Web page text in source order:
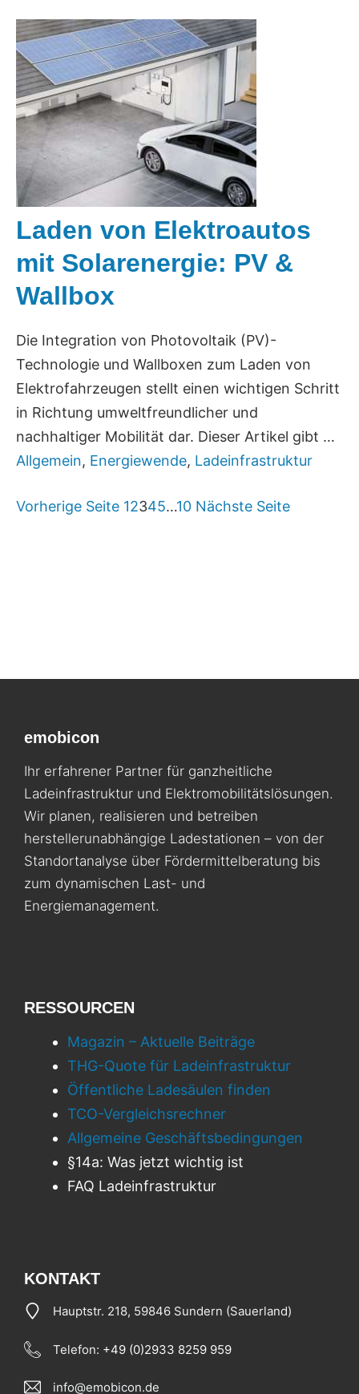
Laden von Elektroautos
mit Solarenergie: PV &
Wallbox
Die Integration von Photovoltaik (PV)-
Technologie und Wallboxen zum Laden von
Elektrofahrzeugen stellt einen wichtigen Schritt
in Richtung umweltfreundlicher und
nachhaltiger Mobilität dar. Dieser Artikel gibt …
Allgemein, Energiewende, Ladeinfrastruktur
Vorherige Seite 12345…10 Nächste Seite
emobicon
Ihr erfahrener Partner für ganzheitliche
Ladeinfrastruktur und Elektromobilitäts­lösungen.
Wir planen, realisieren und betreiben
herstellerunabhängige Ladestationen – von der
Standortanalyse über Fördermittelberatung bis
zum dynamischen Last- und
Energiemanagement.
RESSOURCEN
Magazin – Aktuelle Beiträge
THG-Quote für Ladeinfrastruktur
Öffentliche Ladesäulen finden
TCO-Vergleichsrechner
Allgemeine Geschäftsbedingungen
§14a: Was jetzt wichtig ist
FAQ Ladeinfrastruktur
KONTAKT
Hauptstr. 218, 59846 Sundern (Sauerland)
Telefon: +49 (0)2933 8259 959
info@emobicon.de